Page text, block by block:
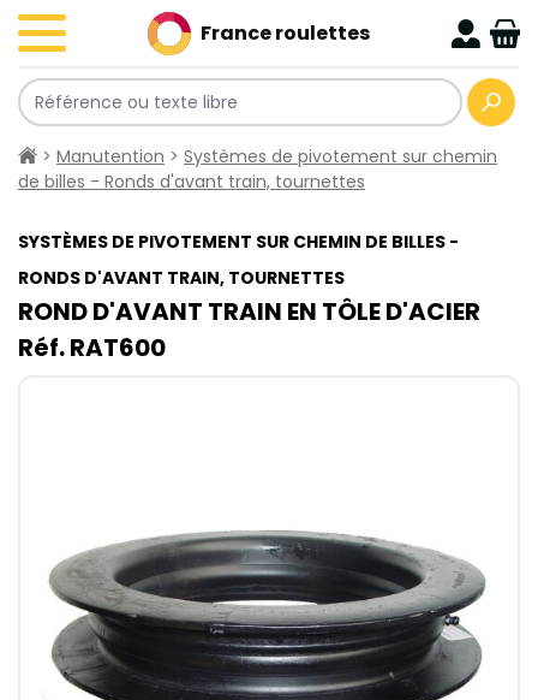
France roulettes
> Manutention > Systèmes de pivotement sur chemin
de billes - Ronds d'avant train, tournettes
SYSTÈMES DE PIVOTEMENT SUR CHEMIN DE BILLES -
RONDS D'AVANT TRAIN, TOURNETTES
ROND D'AVANT TRAIN EN TÔLE D'ACIER
Réf. RAT600